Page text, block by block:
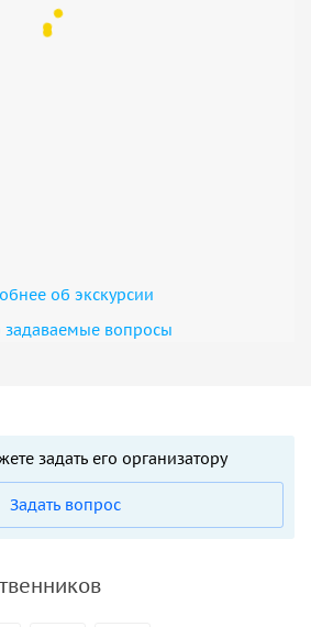
об экскурсии
задаваемые вопросы
задать его организатору
Задать вопрос